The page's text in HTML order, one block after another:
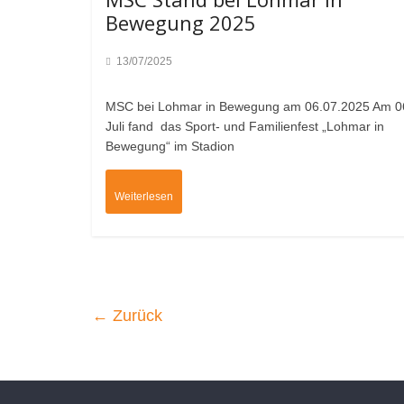
Bewegung 2025
13/07/2025
MSC bei Lohmar in Bewegung am 06.07.2025 Am
Juli fand das Sport- und Familienfest „Lohmar in
Bewegung“ im Stadion
Weiterlesen
← Zurück